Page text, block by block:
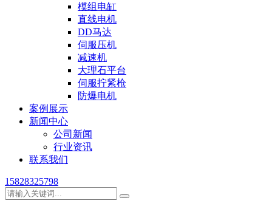
模组电缸
直线电机
DD马达
伺服压机
减速机
大理石平台
伺服拧紧枪
防爆电机
案例展示
新闻中心
公司新闻
行业资讯
联系我们
15828325798